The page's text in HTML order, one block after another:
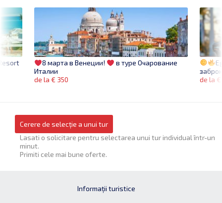
de la €
8 марта в Венеции!
в туре Очарование
Италии
de la € 350
Cerere de selecție a unui tur
Lasati o solicitare pentru selectarea unui tur individual într-un
minut.
Primiti cele mai bune oferte.
Informații turistice